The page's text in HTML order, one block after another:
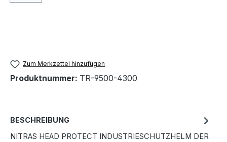
Zum Merkzettel hinzufügen
Produktnummer: TR-9500-4300
BESCHREIBUNG
NITRAS HEAD PROTECT INDUSTRIESCHUTZHELM DER